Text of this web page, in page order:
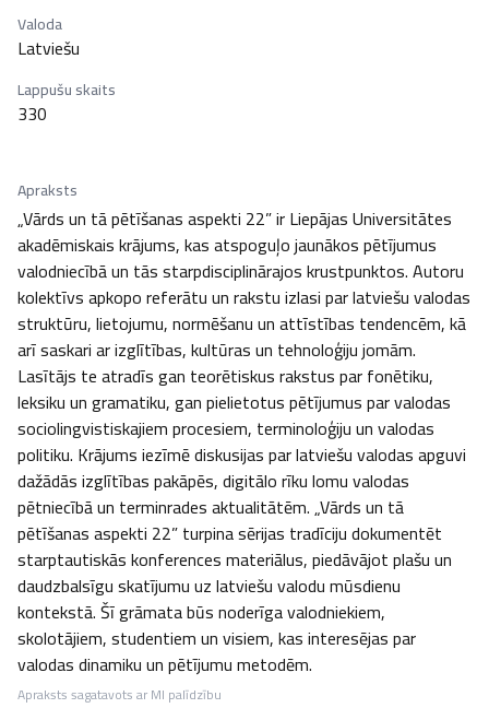
Valoda
Latviešu
Lappušu skaits
330
Apraksts
„Vārds un tā pētīšanas aspekti 22” ir Liepājas Universitātes
akadēmiskais krājums, kas atspoguļo jaunākos pētījumus
valodniecībā un tās starpdisciplinārajos krustpunktos. Autoru
kolektīvs apkopo referātu un rakstu izlasi par latviešu valodas
struktūru, lietojumu, normēšanu un attīstības tendencēm, kā
arī saskari ar izglītības, kultūras un tehnoloģiju jomām.
Lasītājs te atradīs gan teorētiskus rakstus par fonētiku,
leksiku un gramatiku, gan pielietotus pētījumus par valodas
sociolingvistiskajiem procesiem, terminoloģiju un valodas
politiku. Krājums iezīmē diskusijas par latviešu valodas apguvi
dažādās izglītības pakāpēs, digitālo rīku lomu valodas
pētniecībā un terminrades aktualitātēm. „Vārds un tā
pētīšanas aspekti 22” turpina sērijas tradīciju dokumentēt
starptautiskās konferences materiālus, piedāvājot plašu un
daudzbalsīgu skatījumu uz latviešu valodu mūsdienu
kontekstā. Šī grāmata būs noderīga valodniekiem,
skolotājiem, studentiem un visiem, kas interesējas par
valodas dinamiku un pētījumu metodēm.
Apraksts sagatavots ar MI palīdzību